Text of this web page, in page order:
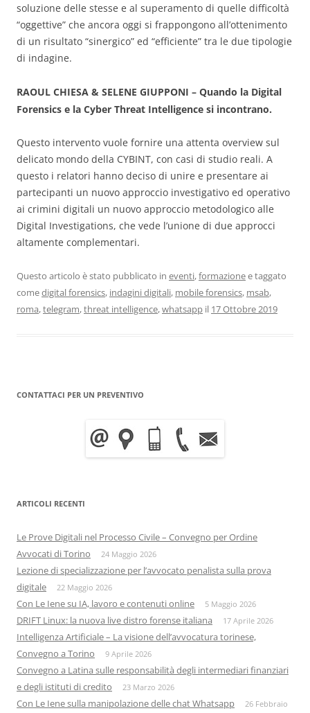
soluzione delle stesse e al superamento di quelle difficoltà
“oggettive” che ancora oggi si frappongono all’ottenimento
di un risultato “sinergico” ed “efficiente” tra le due tipologie
di indagine.
RAOUL CHIESA & SELENE GIUPPONI – Quando la Digital
Forensics e la Cyber Threat Intelligence si incontrano.
Questo intervento vuole fornire una attenta overview sul
delicato mondo della CYBINT, con casi di studio reali. A
questo i relatori hanno deciso di unire e presentare ai
partecipanti un nuovo approccio investigativo ed operativo
ai crimini digitali un nuovo approccio metodologico alle
Digital Investigations, che vede l’unione di due approcci
altamente complementari.
Questo articolo è stato pubblicato in eventi,formazionee taggato
comedigital forensics, indagini digitali, mobile forensics, msab,
roma,telegram,threat intelligence,whatsapp il 17 Ottobre 2019
CONTATTACI PER UN PREVENTIVO
ARTICOLI RECENTI
Le Prove Digitali nel Processo Civile – Convegno per Ordine
Avvocati di Torino
24 Maggio 2026
Lezione di specializzazione per l’avvocato penalista sulla prova
digitale
22 Maggio 2026
Con Le Iene su IA, lavoro e contenuti online 5 Maggio 2026
DRIFT Linux: la nuova live distro forense italiana 17 Aprile 2026
Intelligenza Artificiale – La visione dell’avvocatura torinese,
Convegno a Torino
9 Aprile 2026
Convegno a Latina sulle responsabilità degli intermediari finanziari
e degli istituti di credito
23 Marzo 2026
Con Le Iene sulla manipolazione delle chat Whatsapp
26 Febbraio